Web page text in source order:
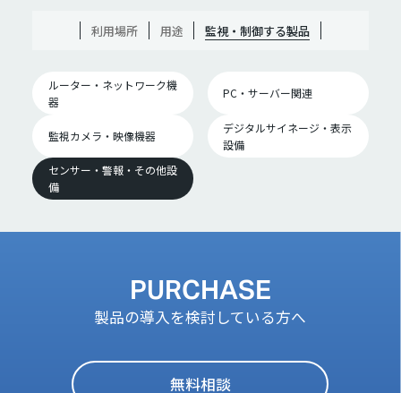
利用場所 用途 監視・制御する製品
ルーター・ネットワーク機
器
PC・サーバー関連
監視カメラ・映像機器
デジタルサイネージ・表示
設備
センサー・警報・その他設
備
PURCHASE
製品の導入を検討している方へ
無料相談